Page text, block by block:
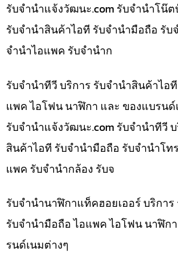
รับจํานําแจ้งวัฒนะ.com รับจำนำโน๊ต
รับจำนำสินค้าไอที รับจำนำมือถือ รับ
จำนำไอแพค รับจำนำก
รับจำนำทีวี บริการ รับจำนำสินค้าไอ
แพค ไอโฟน นาฬิกา และ ของแบรนด์
รับจํานําแจ้งวัฒนะ.com รับจำนำทีวี
สินค้าไอที รับจำนำมือถือ รับจำนำโท
แพค รับจำนำกล้อง รับจ
รับจำนำนาฬิกาแท็คฮอยเออร์ บริกา
รับจำนำมือถือ ไอแพค ไอโฟน นาฬิก
รนด์เนมต่างๆ